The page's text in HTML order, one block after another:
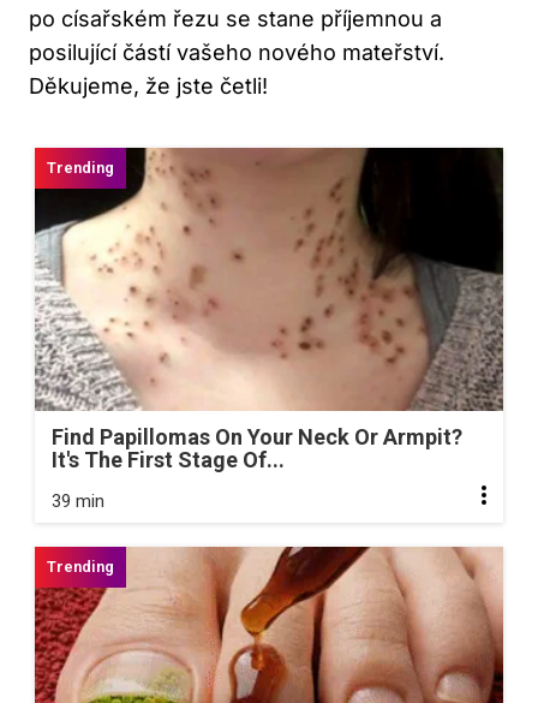
po císařském řezu se stane příjemnou a
posilující částí vašeho nového mateřství.
Děkujeme, že jste četli!
Find Papillomas On Your Neck Or Armpit?
It's The First Stage Of...
39 min